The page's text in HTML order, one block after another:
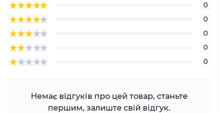
0
0
0
0
0
Немає відгуків про цей товар, станьте
першим, залиште свій відгук.